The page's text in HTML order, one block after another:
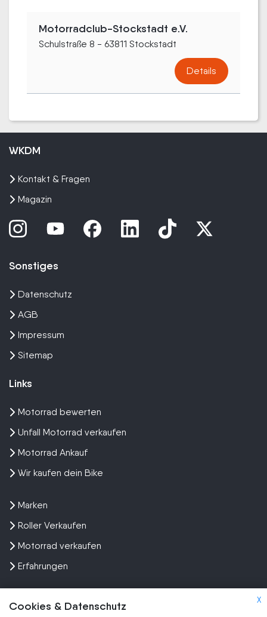
Motorradclub-Stockstadt e.V.
Schulstraße 8 - 63811 Stockstadt
Details
X
Cookies & Datenschutz
WKDM
Kontakt & Fragen
Magazin
Sonstiges
Datenschutz
AGB
Impressum
Sitemap
Links
Motorrad bewerten
Unfall Motorrad verkaufen
Motorrad Ankauf
Wir kaufen dein Bike
Marken
Roller Verkaufen
Motorrad verkaufen
Erfahrungen